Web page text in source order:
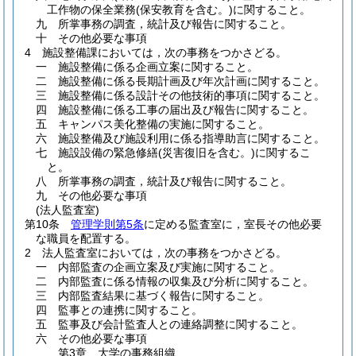
工作物の保全業務(保安教育を含む。)に関すること。
九
所掌事務の調査，統計及び報告に関すること。
十
その他必要な事項
4
施設整備課においては，次の事務をつかさどる。
一
施設整備に係る企画立案に関すること。
二
施設整備に係る長期計画及び年次計画に関すること。
三
施設整備に係る設計その他技術的事項に関すること。
四
施設整備に係る工事の届出及び報告に関すること。
五
キャンパス美化整備の実施に関すること。
六
施設整備及び施設利用に係る指導助言に関すること。
七
施設設備の緊急修繕(災害復旧を含む。)に関するこ
と。
八
所掌事務の調査，統計及び報告に関すること。
九
その他必要な事項
(法人監査室)
第10条
管理学則第5条に定める監査室に，室長その他必要
な職員を配置する。
2
法人監査室においては，次の事務をつかさどる。
一
内部監査の企画立案及び実施に関すること。
二
内部監査に係る情報の収集及び分析に関すること。
三
内部監査結果に基づく報告に関すること。
四
監事との連携に関すること。
五
監事及び会計監査人との連絡調整に関すること。
六
その他必要な事項
第3章
大学の事務組織